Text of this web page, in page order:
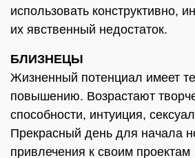
использовать конструктивно,
их явственный недостаток.
БЛИЗНЕЦЫ
Жизненный потенциал имеет
повышению. Возрастают
способности, интуиция,
Прекрасный день для начала
привлечения к своим проектам